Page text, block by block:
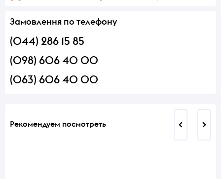
Замовлення по телефону
(044) 286 15 85
(098) 606 40 00
(063) 606 40 00
Рекомендуем посмотреть